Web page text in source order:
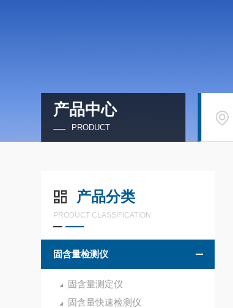
产品中心
PRODUCT
产品分类
PRODUCT CLASSIFICATION
固含量检测仪
固含量测定仪
固含量快速检测仪